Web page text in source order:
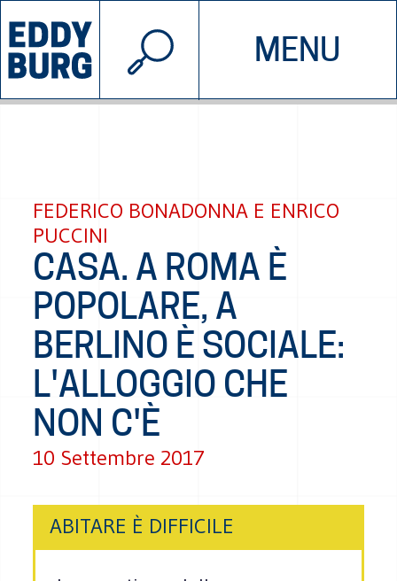
MENU
INIZIATIVE CHI SIAMO
© 2026 EDDYBURG
FEDERICO BONADONNA E ENRICO
PUCCINI
CASA. A ROMA È
POPOLARE, A
BERLINO È SOCIALE:
L'ALLOGGIO CHE
NON C'È
10 Settembre 2017
ABITARE È DIFFICILE